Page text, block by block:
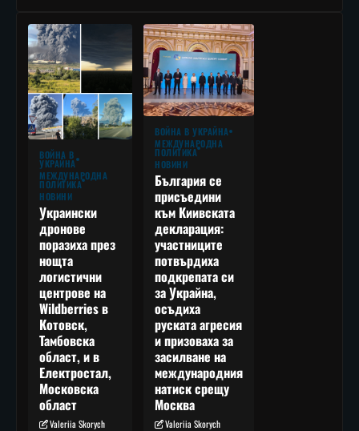
ВОЙНА В
УКРАЙНА
МЕЖДУНАРОДНА
ПОЛИТИКА
НОВИНИ
Украински
дронове
поразиха през
нощта
логистични
центрове на
Wildberries в
Котовск,
Тамбовска
област, и в
Електростал,
Московска
област
Valeriia Skorych
ВОЙНА В УКРАЙНА
МЕЖДУНАРОДНА
ПОЛИТИКА
НОВИНИ
България се
присъедини
към Киивската
декларация:
участниците
потвърдиха
подкрепата си
за Украйна,
осъдиха
руската агресия
и призоваха за
засилване на
международния
натиск срещу
Москва
Valeriia Skorych